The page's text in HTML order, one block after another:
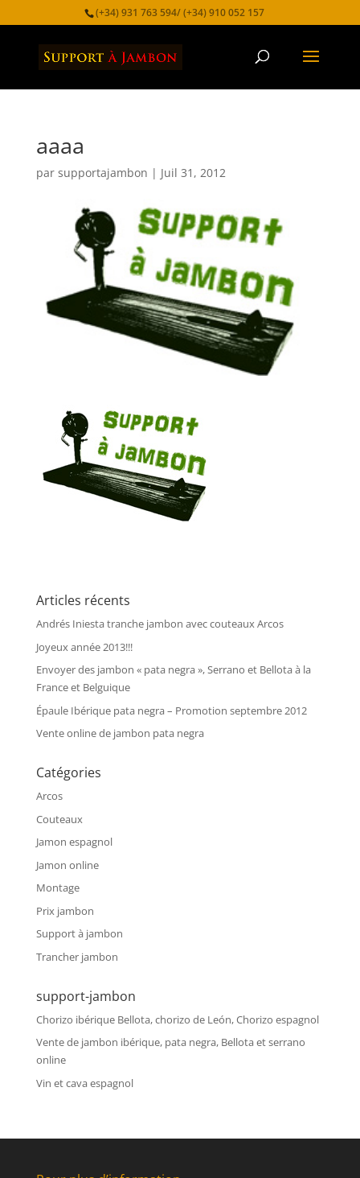
(+34) 931 763 594/ (+34) 910 052 157
aaaa
par supportajambon | Juil 31, 2012
Articles récents
Andrés Iniesta tranche jambon avec couteaux Arcos
Joyeux année 2013!!!
Envoyer des jambon « pata negra », Serrano et Bellota à la
France et Belguique
Épaule Ibérique pata negra – Promotion septembre 2012
Vente online de jambon pata negra
Catégories
Arcos
Couteaux
Jamon espagnol
Jamon online
Montage
Prix jambon
Support à jambon
Trancher jambon
support-jambon
Chorizo ibérique Bellota, chorizo de León, Chorizo espagnol
Vente de jambon ibérique, pata negra, Bellota et serrano
online
Vin et cava espagnol